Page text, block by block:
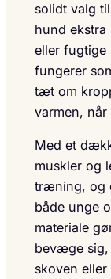
solidt valg
hund
eller
fungerer
tæt om
varmen, når
Med et
muskler og
træning, og
både unge
materiale
bevæge sig,
skoven